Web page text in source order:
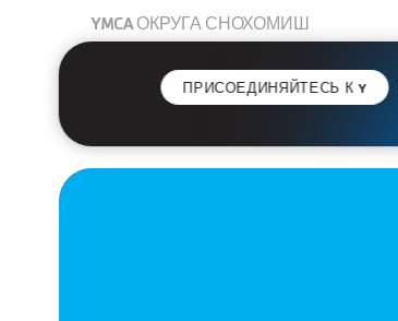
YMCA ОКРУГА СНОХОМИШ
ПРИСОЕДИНЯЙТЕСЬ К Y